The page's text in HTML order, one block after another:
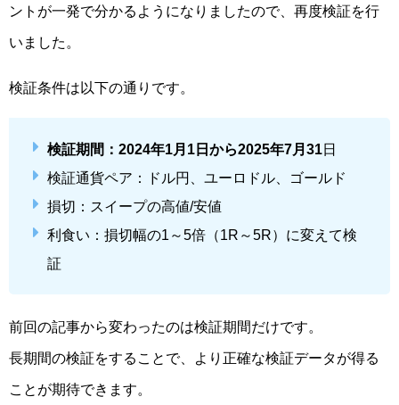
ントが一発で分かるようになりましたので、再度検証を行
いました。
検証条件は以下の通りです。
検証期間：2024年1月1日から2025年7月31 日
検証通貨ペア：ドル円、ユーロドル、ゴールド
損切：スイープの高値/安値
利食い：損切幅の1～5倍（1R～5R）に変えて検
証
前回の記事から変わったのは検証期間だけです。
長期間の検証をすることで、より正確な検証データが得る
ことが期待できます。